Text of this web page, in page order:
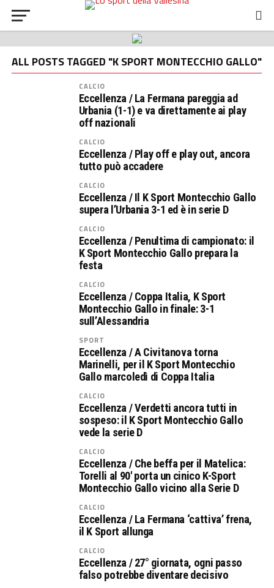
ALL POSTS TAGGED "K SPORT MONTECCHIO GALLO"
CALCIO
Eccellenza / La Fermana pareggia ad
Urbania (1-1) e va direttamente ai play
off nazionali
CALCIO
Eccellenza / Play off e play out, ancora
tutto può accadere
CALCIO
Eccellenza / Il K Sport Montecchio Gallo
supera l’Urbania 3-1 ed è in serie D
CALCIO
Eccellenza / Penultima di campionato: il
K Sport Montecchio Gallo prepara la
festa
CALCIO
Eccellenza / Coppa Italia, K Sport
Montecchio Gallo in finale: 3-1
sull’Alessandria
SPORT
Eccellenza / A Civitanova torna
Marinelli, per il K Sport Montecchio
Gallo marcoledì di Coppa Italia
CALCIO
Eccellenza / Verdetti ancora tutti in
sospeso: il K Sport Montecchio Gallo
vede la serie D
CALCIO
Eccellenza / Che beffa per il Matelica:
Torelli al 90′ porta un cinico K-Sport
Montecchio Gallo vicino alla Serie D
CALCIO
Eccellenza / La Fermana ‘cattiva’ frena,
il K Sport allunga
CALCIO
Eccellenza / 27° giornata, ogni passo
falso potrebbe diventare decisivo